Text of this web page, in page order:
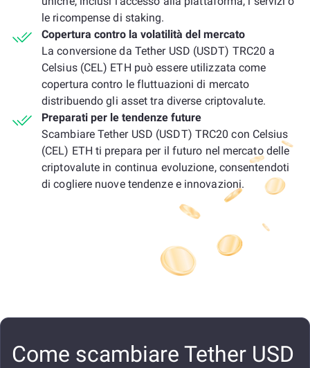
le ricompense di staking.
Copertura contro la volatilità del mercato
La conversione da Tether USD (USDT) TRC20 a
Celsius (CEL) ETH può essere utilizzata come
copertura contro le fluttuazioni di mercato
distribuendo gli asset tra diverse criptovalute.
Preparati per le tendenze future
Scambiare Tether USD (USDT) TRC20 con Celsius
(CEL) ETH ti prepara per il futuro nel mercato delle
criptovalute in continua evoluzione, consentendoti
di cogliere nuove tendenze e innovazioni.
Come scambiare Tether USD